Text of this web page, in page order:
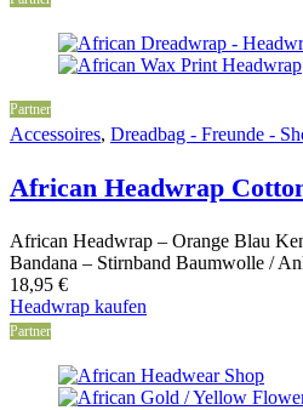
Partner
Accessoires, Dreadbag - Freunde -
African Headwrap
African Headwrap – Orange Blau
Bandana – Stirnband Baumwolle /
18,95 €
Headwrap kaufen
Partner